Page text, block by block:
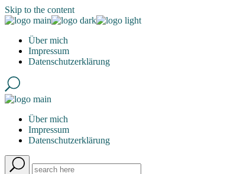
Skip to the content
Über mich
Impressum
Datenschutzerklärung
Über mich
Impressum
Datenschutzerklärung